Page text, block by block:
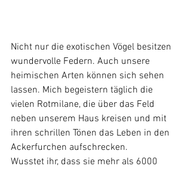
Nicht nur die exotischen Vögel besitzen
wundervolle Federn. Auch unsere
heimischen Arten können sich sehen
lassen. Mich begeistern täglich die
vielen Rotmilane, die über das Feld
neben unserem Haus kreisen und mit
ihren schrillen Tönen das Leben in den
Ackerfurchen aufschrecken.
Wusstet ihr, dass sie mehr als 6000